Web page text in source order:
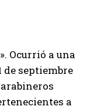
Ocurrió a una
de septiembre
a